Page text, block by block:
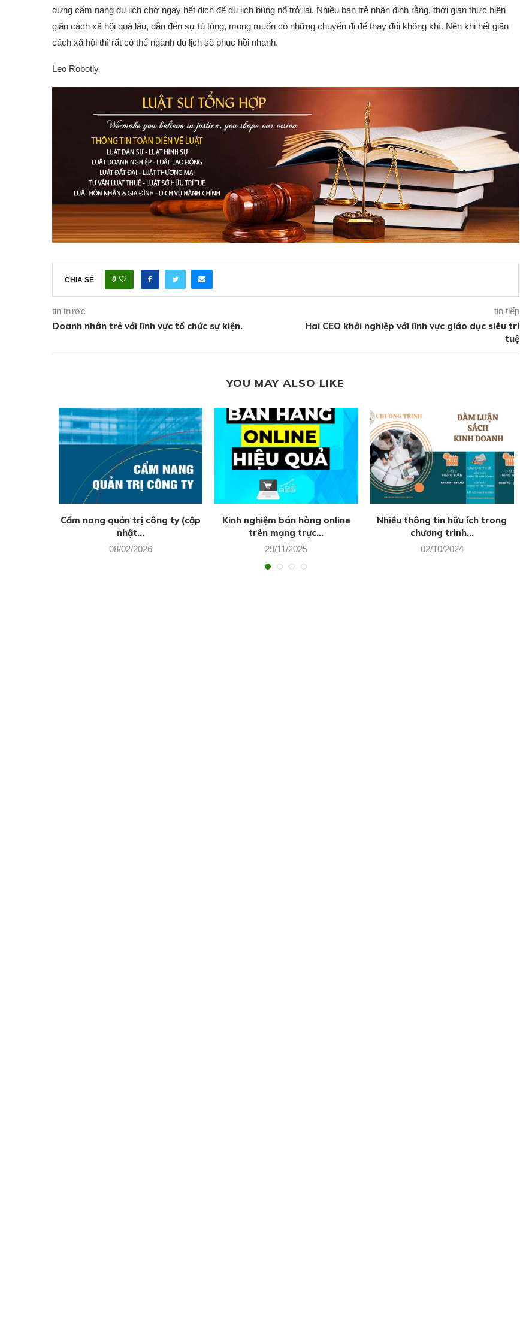
dựng cẩm nang du lịch chờ ngày hết dịch để du lịch bùng nổ trở lại. Nhiều bạn trẻ nhận định rằng, thời gian thực hiện
giãn cách xã hội quá lâu, dẫn đến sự tù túng, mong muốn có những chuyến đi để thay đổi không khí. Nên khi hết giãn
cách xã hội thì rất có thể ngành du lịch sẽ phục hồi nhanh.
Leo Robotly
CHIA SẺ 0
tin trước
Doanh nhân trẻ với lĩnh vực tổ chức sự kiện.
tin tiếp
Hai CEO khởi nghiệp với lĩnh vực giáo dục siêu trí
tuệ
YOU MAY ALSO LIKE
Cẩm nang quản trị công ty (cập
nhật...
08/02/2026
Kinh nghiệm bán hàng online
trên mạng trực...
29/11/2025
Nhiều thông tin hữu ích trong
chương trình...
02/10/2024